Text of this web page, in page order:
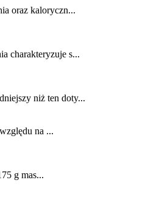
oraz kaloryczn...
charakteryzuje s...
niż ten doty...
na ...
g mas...